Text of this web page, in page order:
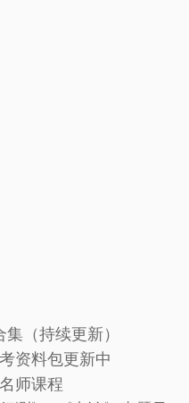
（持续更新）
资料包更新中
师课程